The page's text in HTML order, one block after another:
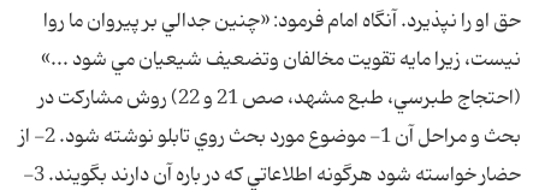
حق او را نپذيرد. آنگاه امام فرمود: «چنين جدالي بر پيروان ما روا
نيست، زيرا مايه تقويت مخالفان وتضعيف شيعيان مي شود ...»
(احتجاج طبرسي، طبع مشهد، صص 21 و 22) روش مشارکت در
بحث و مراحل آن 1- موضوع مورد بحث روي تابلو نوشته شود. 2- از
حضار خواسته شود هرگونه اطلاعاتي که در باره آن دارند بگويند. 3-